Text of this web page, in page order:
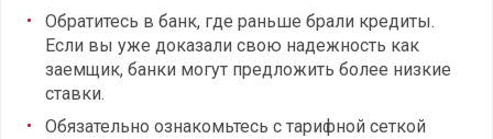
Обратитесь в банк, где раньше брали кредиты.
Если вы уже доказали свою надежность как
заемщик, банки могут предложить более низкие
ставки.
Обязательно ознакомьтесь с тарифной сеткой